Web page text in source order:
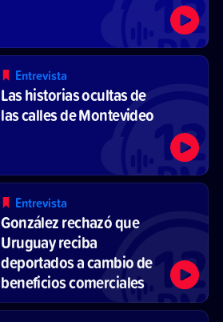
Entrevista
Las historias ocultas de
las calles de Montevideo
Entrevista
González rechazó que
Uruguay reciba
deportados a cambio de
beneficios comerciales